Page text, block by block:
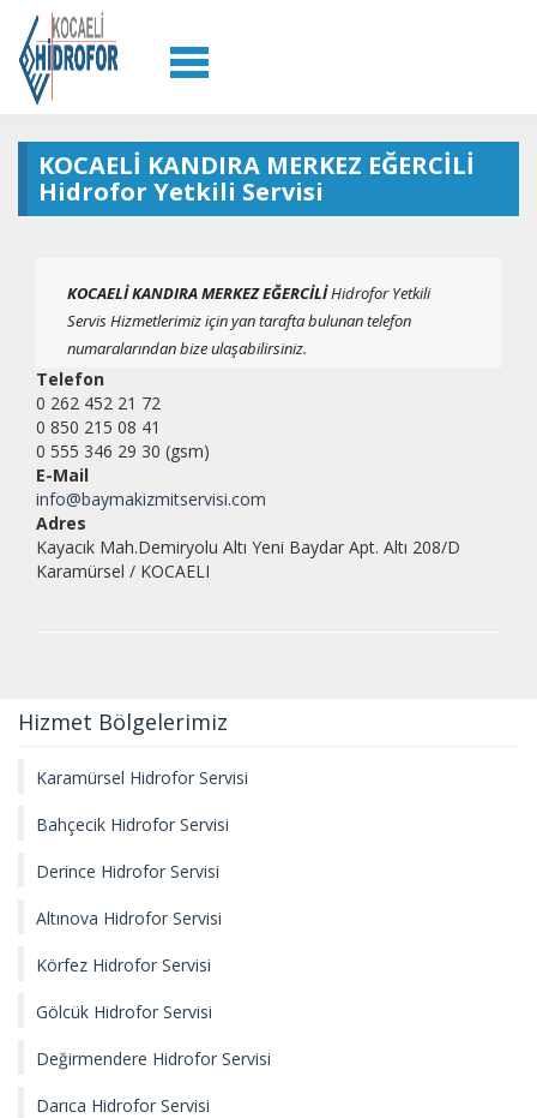
KOCAELİ KANDIRA MERKEZ EĞERCİLİ
Hidrofor Yetkili Servisi
KOCAELİ KANDIRA MERKEZ EĞERCİLİHidrofor Yetkili
Servis Hizmetlerimiz için yan tarafta bulunan telefon
numaralarından bize ulaşabilirsiniz.
Telefon
0 262 452 21 72
0 850 215 08 41
0 555 346 29 30 (gsm)
E-Mail
info@baymakizmitservisi.com
Adres
Kayacık Mah.Demiryolu Altı Yeni Baydar Apt. Altı 208/D
Karamürsel / KOCAELI
Hizmet Bölgelerimiz
Karamürsel Hidrofor Servisi
Bahçecik Hidrofor Servisi
Derince Hidrofor Servisi
Altınova Hidrofor Servisi
Körfez Hidrofor Servisi
Gölcük Hidrofor Servisi
Değirmendere Hidrofor Servisi
Darıca Hidrofor Servisi